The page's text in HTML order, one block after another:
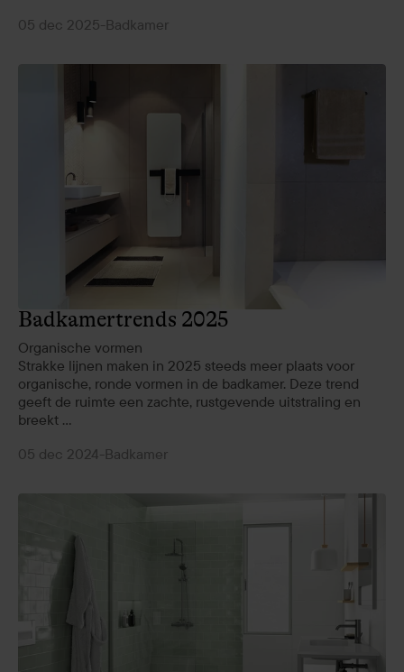
05 dec 2025-Badkamer
Badkamertrends 2025
Organische vormen
Strakke lijnen maken in 2025 steeds meer plaats voor
organische, ronde vormen in de badkamer. Deze trend
geeft de ruimte een zachte, rustgevende uitstraling en
breekt ...
05 dec 2024-Badkamer